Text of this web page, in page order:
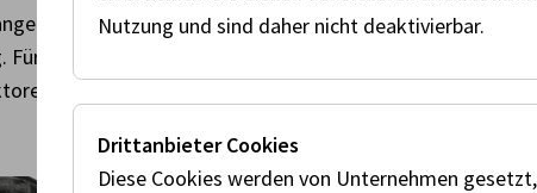
Kategorien sind ebenfalls im Bereich
diese Fahrzeuge müssen ebenfalls die
errechnet werden.
Nutzung und sind daher nicht deaktivierbar.
Drittanbieter Cookies
Diese Cookies werden von Unternehmen